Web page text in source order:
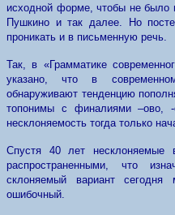
исходной форме, чтобы не было
Пушкино и так далее. Но
проникать и в письменную речь.
Так, в «Грамматике
указано, что в
обнаруживают тенденцию
топонимы с финалиями –ово,
несклоняемость тогда только
Спустя 40 лет несклоняемые
распространенными, что
склоняемый вариант сегодня
ошибочный.